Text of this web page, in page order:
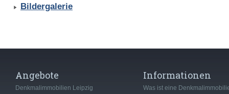
Bildergalerie
Angebote
Denkmalimmobilien Leipzig
Informationen
Was ist eine